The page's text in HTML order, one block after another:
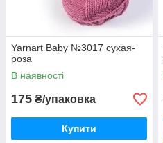
Yarnart Baby №3017 сухая-
роза
В наявності
175 ₴/упаковка
Купити